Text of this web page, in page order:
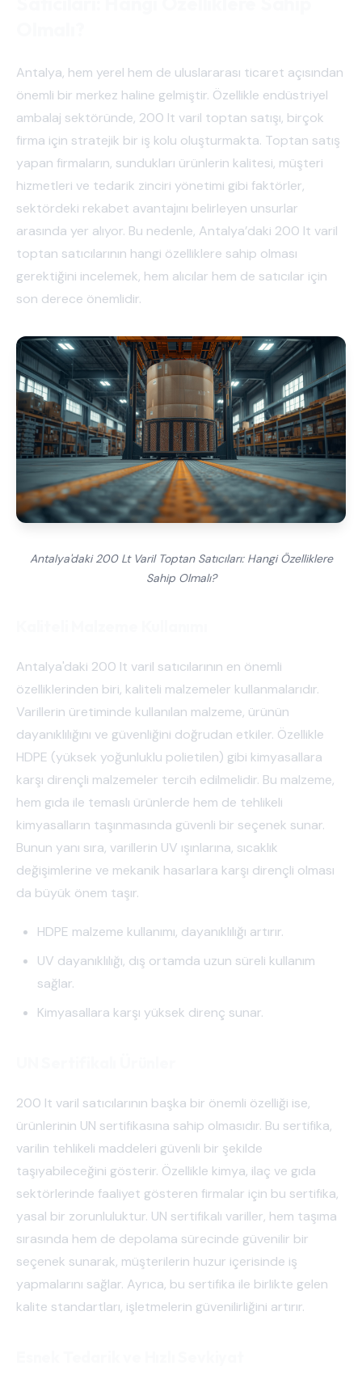
Antalya, hem yerel hem de uluslararası ticaret açısından
önemli bir merkez haline gelmiştir. Özellikle endüstriyel
ambalaj sektöründe, 200 lt varil toptan satışı, birçok
firma için stratejik bir iş kolu oluşturmakta. Toptan satış
yapan firmaların, sundukları ürünlerin kalitesi, müşteri
hizmetleri ve tedarik zinciri yönetimi gibi faktörler,
sektördeki rekabet avantajını belirleyen unsurlar
arasında yer alıyor. Bu nedenle, Antalya’daki 200 lt varil
toptan satıcılarının hangi özelliklere sahip olması
gerektiğini incelemek, hem alıcılar hem de satıcılar için
son derece önemlidir.
Antalya'daki 200 Lt Varil Toptan Satıcıları: Hangi Özelliklere
Sahip Olmalı?
Antalya'daki 200 lt varil satıcılarının en önemli
özelliklerinden biri, kaliteli malzemeler kullanmalarıdır.
Varillerin üretiminde kullanılan malzeme, ürünün
dayanıklılığını ve güvenliğini doğrudan etkiler. Özellikle
HDPE (yüksek yoğunluklu polietilen) gibi kimyasallara
karşı dirençli malzemeler tercih edilmelidir. Bu malzeme,
hem gıda ile temaslı ürünlerde hem de tehlikeli
kimyasalların taşınmasında güvenli bir seçenek sunar.
Bunun yanı sıra, varillerin UV ışınlarına, sıcaklık
değişimlerine ve mekanik hasarlara karşı dirençli olması
da büyük önem taşır.
HDPE malzeme kullanımı, dayanıklılığı artırır.
UV dayanıklılığı, dış ortamda uzun süreli kullanım
sağlar.
Kimyasallara karşı yüksek direnç sunar.
200 lt varil satıcılarının başka bir önemli özelliği ise,
ürünlerinin UN sertifikasına sahip olmasıdır. Bu sertifika,
varilin tehlikeli maddeleri güvenli bir şekilde
taşıyabileceğini gösterir. Özellikle kimya, ilaç ve gıda
sektörlerinde faaliyet gösteren firmalar için bu sertifika,
yasal bir zorunluluktur. UN sertifikalı variller, hem taşıma
sırasında hem de depolama sürecinde güvenilir bir
seçenek sunarak, müşterilerin huzur içerisinde iş
yapmalarını sağlar. Ayrıca, bu sertifika ile birlikte gelen
kalite standartları, işletmelerin güvenilirliğini artırır.